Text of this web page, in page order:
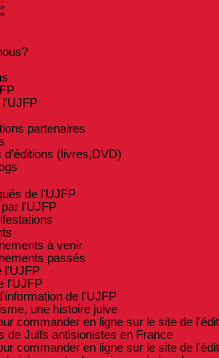
partenaires
d’éditions (livres,DVD)
de l'UJFP
l'UJFP
à venir
passés
l'UJFP
l'UJFP
de l'UJFP
une histoire juive
commander en ligne sur le site de
de Juifs antisionistes en France
commander en ligne sur le site de